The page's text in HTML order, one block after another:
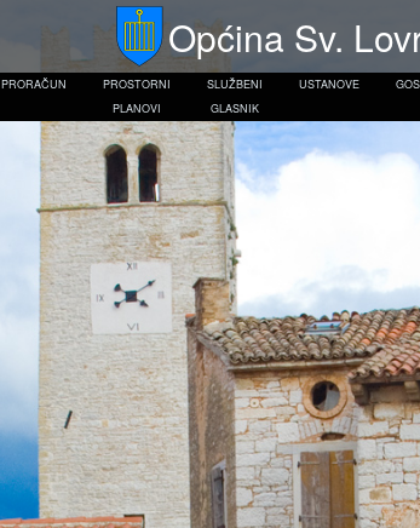
Općina Sv.
PRORAČUN
PROSTORNI
PLANOVI
SLUŽBENI
GLASNIK
USTANOVE